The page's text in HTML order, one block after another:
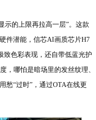
示的上限再拉高一层”。这款
件潜能，信芯AI画质芯片H7
致色彩表现，还自带低蓝光护
，哪怕是暗场里的发丝纹理、
愁“过时”，通过OTA在线更